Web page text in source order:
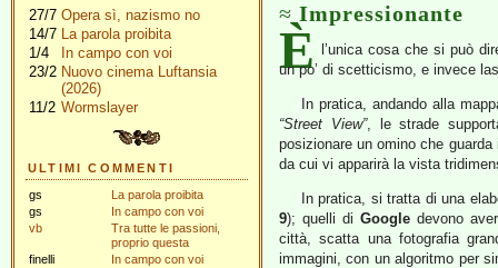
27/7 Opera sì, nazismo no
14/7 La parola proibita
1/4
In campo con voi
23/2 Nuovo cinema Luftansia
(2026)
11/2 Wormslayer
ULTIMI COMMENTI
gs
La parola proibita
gs
In campo con voi
vb
Tra tutte le passioni,
proprio questa
finelli
In campo con voi
Impressionante
È
l’unica cosa che si può
un po’ di scetticismo, e invece
In pratica, andando alla
“Street View”, le strade
posizionare un omino che
da cui vi apparirà la vista
In pratica, si tratta di una
9); quelli di Google devono
città, scatta una fotografia
immagini, con un algoritmo per